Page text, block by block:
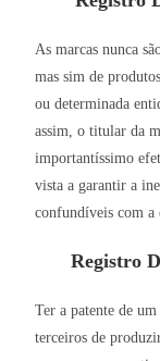
As marcas nunca
mas sim de
ou determinada
assim, o titular da
importantíssimo
vista a garantir a
confundíveis com a
Registro
Ter a patente de
terceiros de